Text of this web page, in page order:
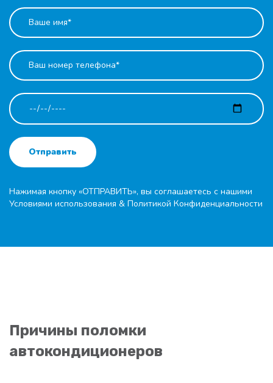
Отправить
Нажимая кнопку «ОТПРАВИТЬ», вы соглашаетесь с нашими
Условиями использования & Политикой Конфиденциальности
Причины поломки
автокондиционеров